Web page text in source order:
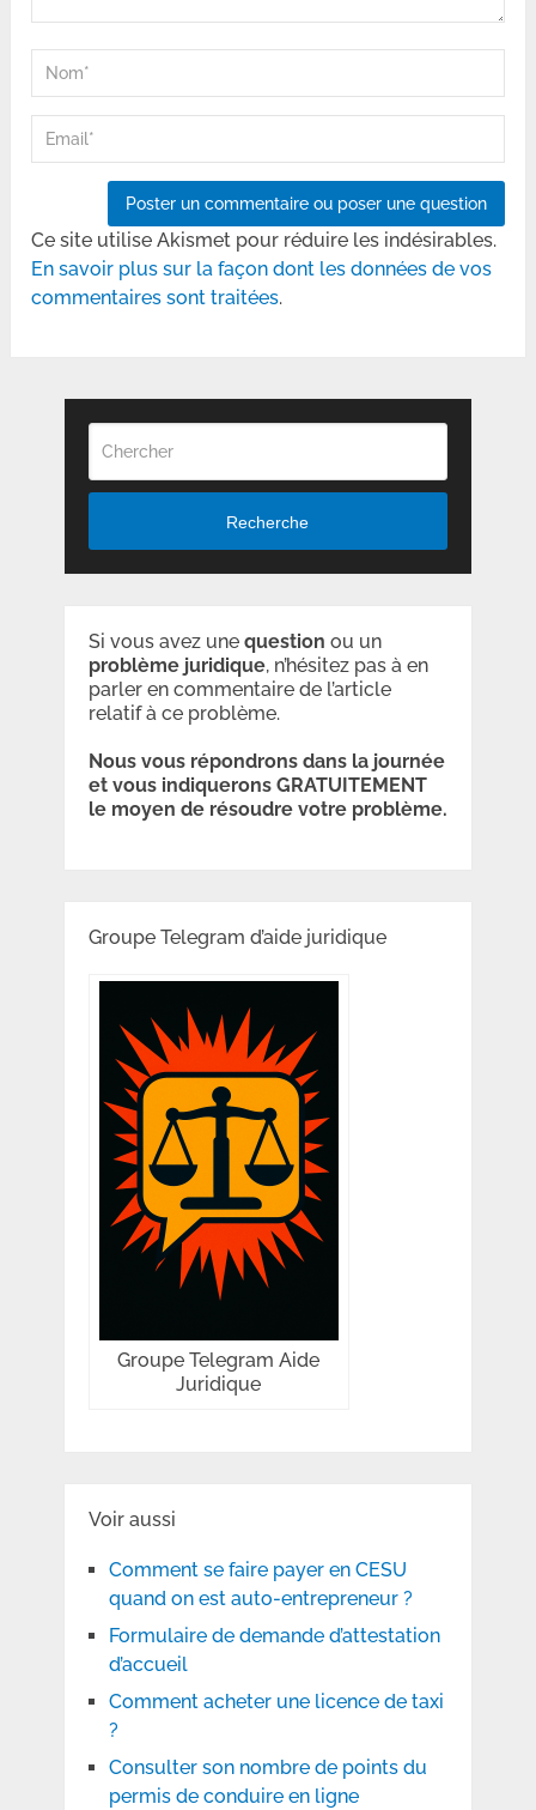
Ce site utilise Akismet pour réduire les indésirables.
En savoir plus sur la façon dont les données de vos
commentaires sont traitées.
Recherche
Si vous avez une question ou un
problème juridique, n’hésitez pas à en
parler en commentaire de l’article
relatif à ce problème.
Nous vous répondrons dans la journée
et vous indiquerons GRATUITEMENT
le moyen de résoudre votre problème.
Groupe Telegram d’aide juridique
Groupe Telegram Aide
Juridique
Voir aussi
Comment se faire payer en CESU
quand on est auto-entrepreneur ?
Formulaire de demande d’attestation
d’accueil
Comment acheter une licence de taxi
?
Consulter son nombre de points du
permis de conduire en ligne